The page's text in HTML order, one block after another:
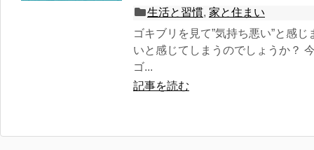
生活と習慣, 家と住まい
ゴキブリを見て”気持ち悪い”と感
いと感じてしまうのでしょうか？
ゴ...
記事を読む